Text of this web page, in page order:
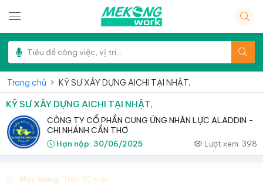
Trang chủ KỸ SƯ XÂY DỰNG AICHI TẠI NHẬT,
KỸ SƯ XÂY DỰNG AICHI TẠI NHẬT,
CÔNG TY CỔ PHẦN CUNG ỨNG NHÂN LỰC ALADDIN -
CHI NHÁNH CẦN THƠ
Hạn nộp: 30/06/2025 Lượt xem: 398
Mức lương: Trên 30 triệu